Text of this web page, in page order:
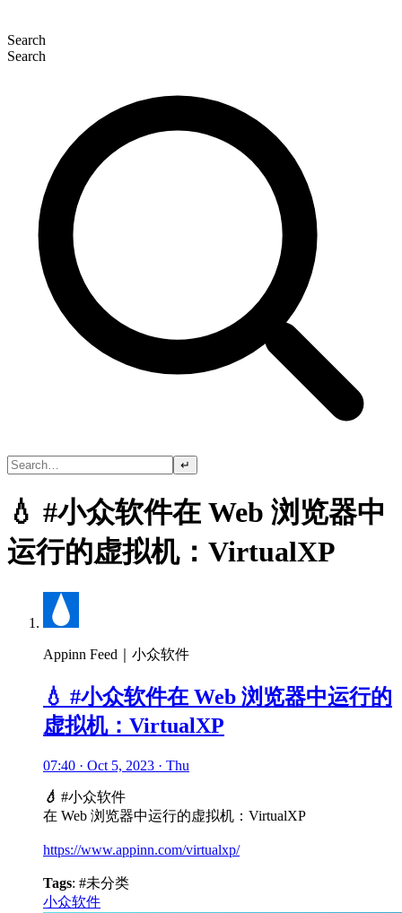
Search
Search
↵
💧 #小众软件在 Web 浏览器中
运行的虚拟机：VirtualXP
Appinn Feed｜小众软件
💧 #小众软件在 Web 浏览器中运行的
虚拟机：VirtualXP
07:40 · Oct 5, 2023 · Thu
💧 #小众软件
在 Web 浏览器中运行的虚拟机：VirtualXP
https://www.appinn.com/virtualxp/
Tags: #未分类
小众软件